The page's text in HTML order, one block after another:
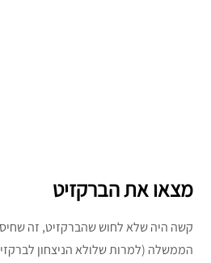
מצאו את הברקזיט
קשה היה שלא לחוש שהברקזיט, זה
הממשלה (למרות שלולא הניצחון